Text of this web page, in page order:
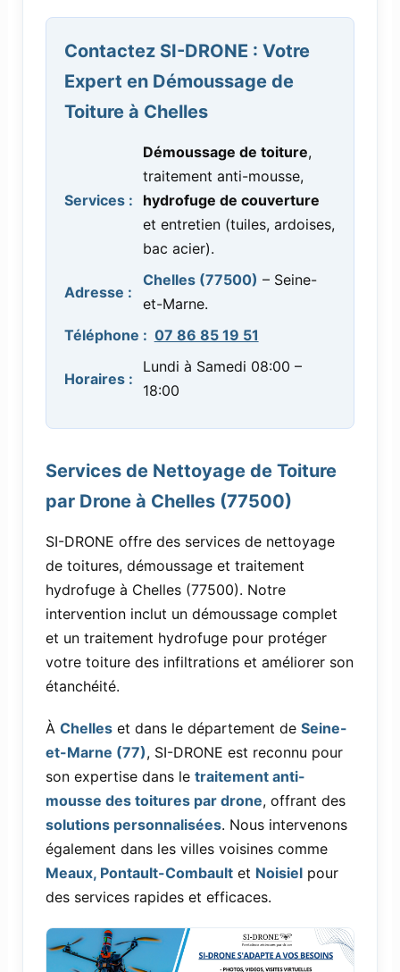
Contactez SI-DRONE : Votre
Expert en Démoussage de
Toiture à Chelles
Services :
Démoussage de toiture,
traitement anti-mousse,
hydrofuge de couverture
et entretien (tuiles, ardoises,
bac acier).
Adresse :
Chelles (77500) – Seine-
et-Marne.
Téléphone : 07 86 85 19 51
Horaires :
Lundi à Samedi 08:00 –
18:00
Services de Nettoyage de Toiture
par Drone à Chelles (77500)
SI-DRONE offre des services de nettoyage
de toitures, démoussage et traitement
hydrofuge à Chelles (77500). Notre
intervention inclut un démoussage complet
et un traitement hydrofuge pour protéger
votre toiture des infiltrations et améliorer son
étanchéité.
À Chelleset dans le département de Seine-
et-Marne (77), SI-DRONE est reconnu pour
son expertise dans le traitement anti-
mousse des toitures par drone, offrant des
solutions personnalisées. Nous intervenons
également dans les villes voisines comme
Meaux, Pontault-Combaultet Noisielpour
des services rapides et efficaces.